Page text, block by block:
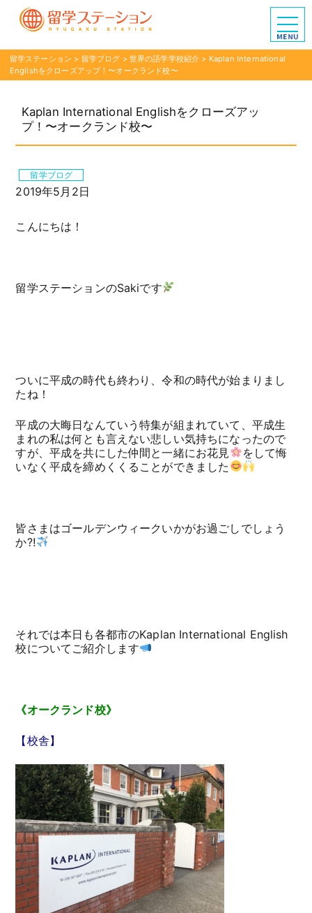
留学ステーション > 留学ブログ > 世界の語学学校紹介 > Kaplan International
Englishをクローズアップ！〜オークランド校〜
Kaplan International Englishをクローズアッ
プ！〜オークランド校〜
留学ブログ
2019年5月2日
こんにちは！
留学ステーションのSakiです
ついに平成の時代も終わり、令和の時代が始まりまし
たね！
平成の大晦日なんていう特集が組まれていて、平成生
まれの私は何とも言えない悲しい気持ちになったので
すが、平成を共にした仲間と一緒にお花見
をして悔
いなく平成を締めくくることができました
皆さまはゴールデンウィークいかがお過ごしでしょう
か⁈
それでは本日も各都市のKaplan International English
校についてご紹介します
《オークランド校》
【校舎】